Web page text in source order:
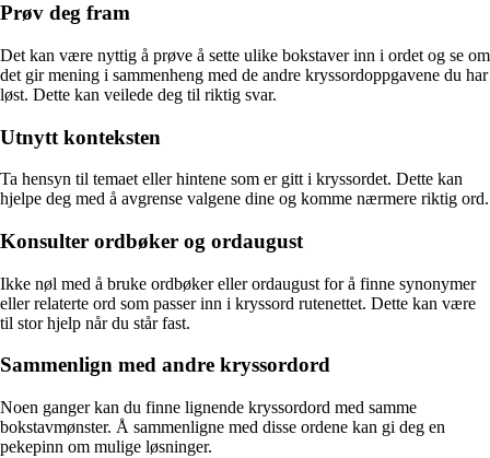
Prøv deg fram
Det kan være nyttig å prøve å sette ulike bokstaver inn i ordet og se om
det gir mening i sammenheng med de andre kryssordoppgavene du har
løst. Dette kan veilede deg til riktig svar.
Utnytt konteksten
Ta hensyn til temaet eller hintene som er gitt i kryssordet. Dette kan
hjelpe deg med å avgrense valgene dine og komme nærmere riktig ord.
Konsulter ordbøker og ordaugust
Ikke nøl med å bruke ordbøker eller ordaugust for å finne synonymer
eller relaterte ord som passer inn i kryssord rutenettet. Dette kan være
til stor hjelp når du står fast.
Sammenlign med andre kryssordord
Noen ganger kan du finne lignende kryssordord med samme
bokstavmønster. Å sammenligne med disse ordene kan gi deg en
pekepinn om mulige løsninger.